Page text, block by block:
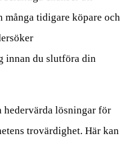
många tidigare köpare och
innan du slutföra din
hedervärda lösningar för
trovärdighet. Här kan